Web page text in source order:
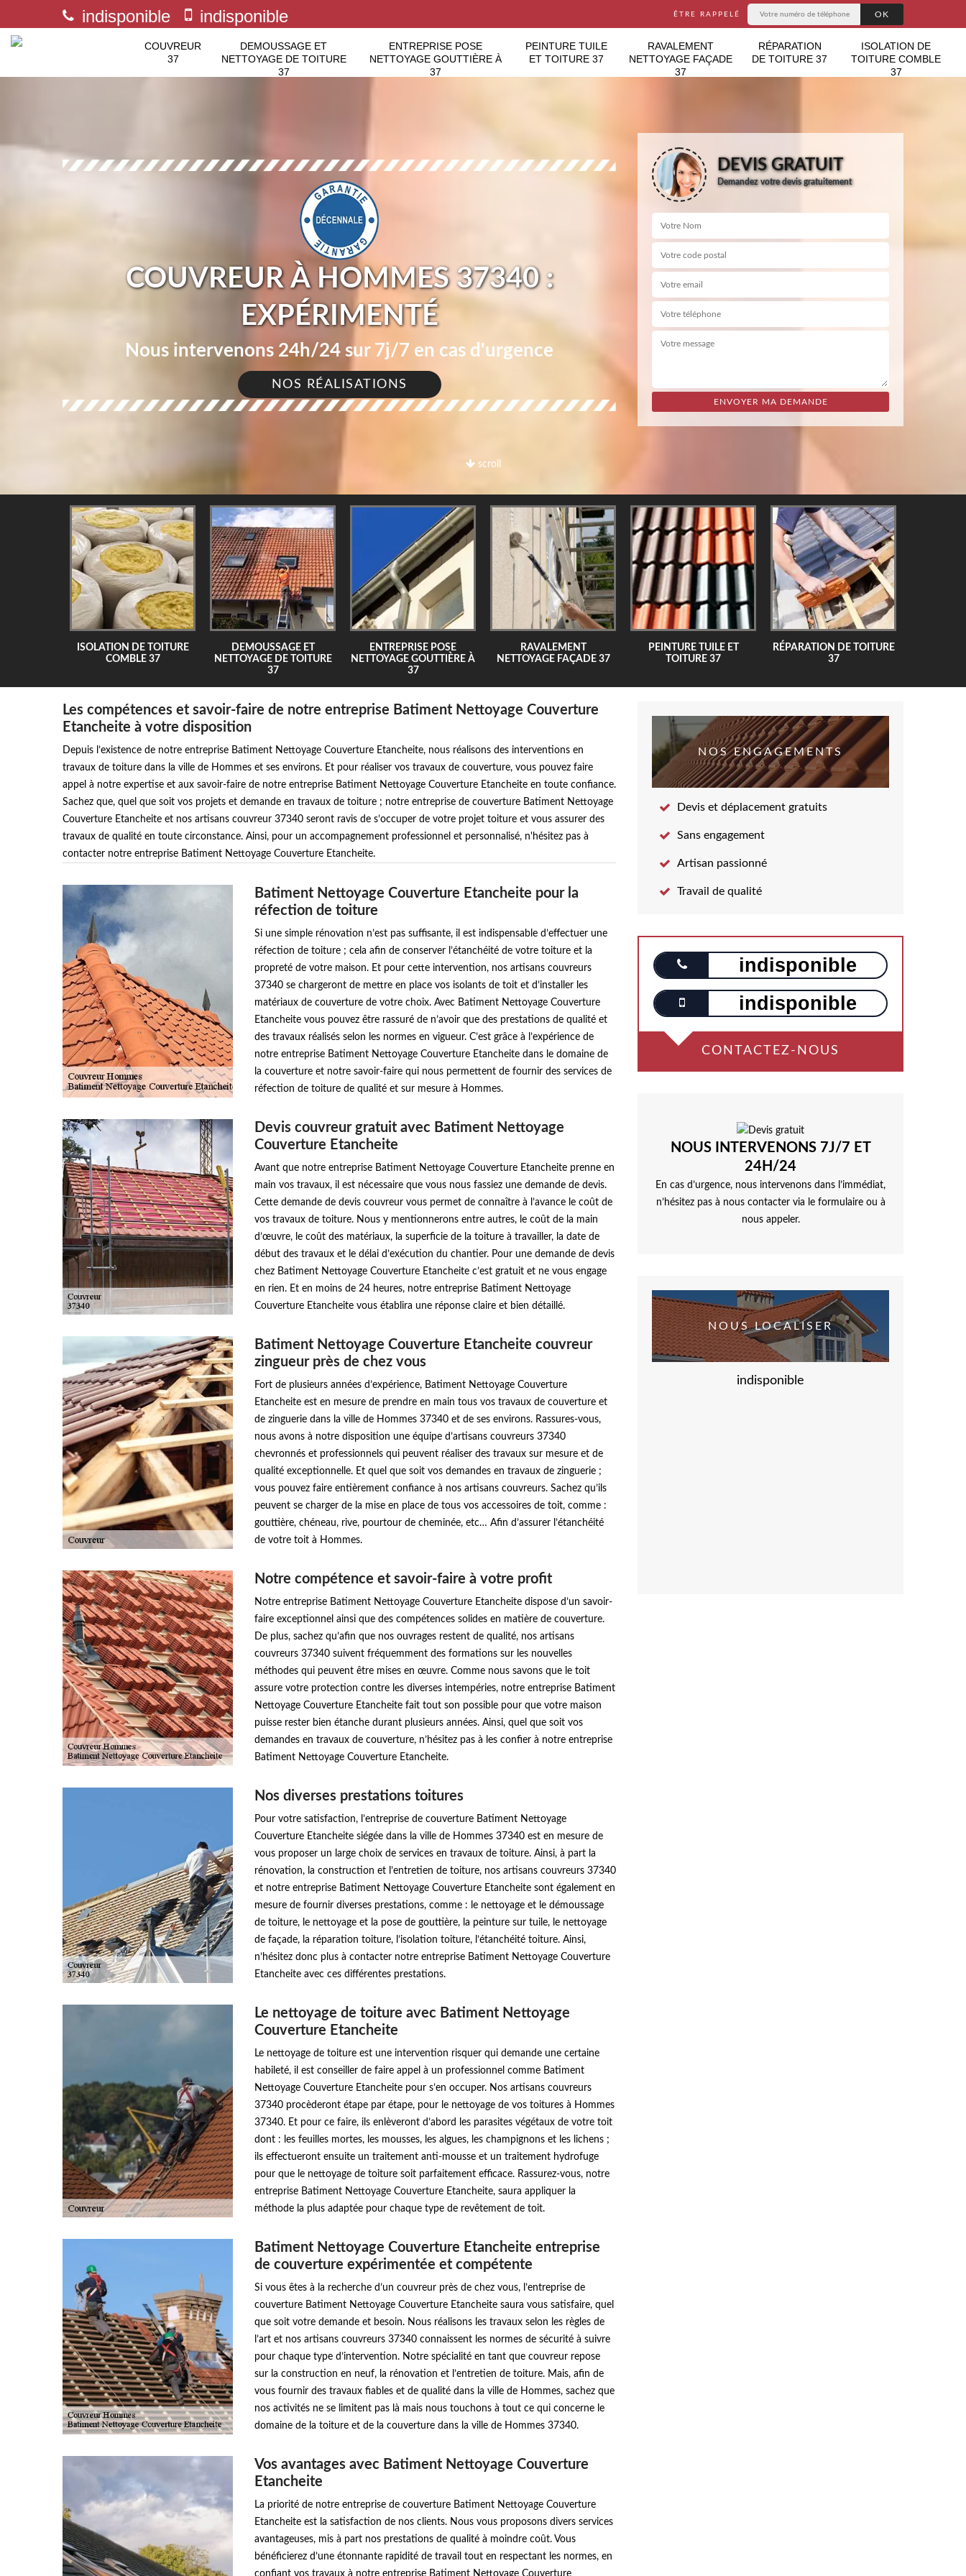
indisponible indisponible ÊTRE RAPPELÉ
COUVREUR
37
DEMOUSSAGE ET
NETTOYAGE DE TOITURE
37
ENTREPRISE POSE
NETTOYAGE GOUTTIÈRE À
37
PEINTURE TUILE
ET TOITURE 37
RAVALEMENT
NETTOYAGE FAÇADE
37
RÉPARATION
DE TOITURE 37
ISOLATION DE
TOITURE COMBLE
37
scroll
COUVREUR À HOMMES 37340 :
EXPÉRIMENTÉ
Nous intervenons 24h/24 sur 7j/7 en cas d'urgence
NOS RÉALISATIONS
DEVIS GRATUIT
Demandez votre devis gratuitement
ISOLATION DE TOITURE
COMBLE 37
DEMOUSSAGE ET
NETTOYAGE DE TOITURE
37
ENTREPRISE POSE
NETTOYAGE GOUTTIÈRE À
37
RAVALEMENT
NETTOYAGE FAÇADE 37
PEINTURE TUILE ET
TOITURE 37
RÉPARATION DE TOITURE
37
Les compétences et savoir-faire de notre entreprise Batiment Nettoyage Couverture
Etancheite à votre disposition
Depuis l’existence de notre entreprise Batiment Nettoyage Couverture Etancheite, nous réalisons des interventions en
travaux de toiture dans la ville de Hommes et ses environs. Et pour réaliser vos travaux de couverture, vous pouvez faire
appel à notre expertise et aux savoir-faire de notre entreprise Batiment Nettoyage Couverture Etancheite en toute confiance.
Sachez que, quel que soit vos projets et demande en travaux de toiture ; notre entreprise de couverture Batiment Nettoyage
Couverture Etancheite et nos artisans couvreur 37340 seront ravis de s’occuper de votre projet toiture et vous assurer des
travaux de qualité en toute circonstance. Ainsi, pour un accompagnement professionnel et personnalisé, n'hésitez pas à
contacter notre entreprise Batiment Nettoyage Couverture Etancheite.
Batiment Nettoyage Couverture Etancheite pour la
réfection de toiture
Si une simple rénovation n’est pas suffisante, il est indispensable d’effectuer une
réfection de toiture ; cela afin de conserver l’étanchéité de votre toiture et la
propreté de votre maison. Et pour cette intervention, nos artisans couvreurs
37340 se chargeront de mettre en place vos isolants de toit et d’installer les
matériaux de couverture de votre choix. Avec Batiment Nettoyage Couverture
Etancheite vous pouvez être rassuré de n’avoir que des prestations de qualité et
des travaux réalisés selon les normes en vigueur. C’est grâce à l’expérience de
notre entreprise Batiment Nettoyage Couverture Etancheite dans le domaine de
la couverture et notre savoir-faire qui nous permettent de fournir des services de
réfection de toiture de qualité et sur mesure à Hommes.
Devis couvreur gratuit avec Batiment Nettoyage
Couverture Etancheite
Avant que notre entreprise Batiment Nettoyage Couverture Etancheite prenne en
main vos travaux, il est nécessaire que vous nous fassiez une demande de devis.
Cette demande de devis couvreur vous permet de connaître à l’avance le coût de
vos travaux de toiture. Nous y mentionnerons entre autres, le coût de la main
d’œuvre, le coût des matériaux, la superficie de la toiture à travailler, la date de
début des travaux et le délai d’exécution du chantier. Pour une demande de devis
chez Batiment Nettoyage Couverture Etancheite c’est gratuit et ne vous engage
en rien. Et en moins de 24 heures, notre entreprise Batiment Nettoyage
Couverture Etancheite vous établira une réponse claire et bien détaillé.
Batiment Nettoyage Couverture Etancheite couvreur
zingueur près de chez vous
Fort de plusieurs années d’expérience, Batiment Nettoyage Couverture
Etancheite est en mesure de prendre en main tous vos travaux de couverture et
de zinguerie dans la ville de Hommes 37340 et de ses environs. Rassures-vous,
nous avons à notre disposition une équipe d’artisans couvreurs 37340
chevronnés et professionnels qui peuvent réaliser des travaux sur mesure et de
qualité exceptionnelle. Et quel que soit vos demandes en travaux de zinguerie ;
vous pouvez faire entièrement confiance à nos artisans couvreurs. Sachez qu’ils
peuvent se charger de la mise en place de tous vos accessoires de toit, comme :
gouttière, chéneau, rive, pourtour de cheminée, etc… Afin d’assurer l’étanchéité
de votre toit à Hommes.
Notre compétence et savoir-faire à votre profit
Notre entreprise Batiment Nettoyage Couverture Etancheite dispose d’un savoir-
faire exceptionnel ainsi que des compétences solides en matière de couverture.
De plus, sachez qu’afin que nos ouvrages restent de qualité, nos artisans
couvreurs 37340 suivent fréquemment des formations sur les nouvelles
méthodes qui peuvent être mises en œuvre. Comme nous savons que le toit
assure votre protection contre les diverses intempéries, notre entreprise Batiment
Nettoyage Couverture Etancheite fait tout son possible pour que votre maison
puisse rester bien étanche durant plusieurs années. Ainsi, quel que soit vos
demandes en travaux de couverture, n’hésitez pas à les confier à notre entreprise
Batiment Nettoyage Couverture Etancheite.
Nos diverses prestations toitures
Pour votre satisfaction, l’entreprise de couverture Batiment Nettoyage
Couverture Etancheite siégée dans la ville de Hommes 37340 est en mesure de
vous proposer un large choix de services en travaux de toiture. Ainsi, à part la
rénovation, la construction et l’entretien de toiture, nos artisans couvreurs 37340
et notre entreprise Batiment Nettoyage Couverture Etancheite sont également en
mesure de fournir diverses prestations, comme : le nettoyage et le démoussage
de toiture, le nettoyage et la pose de gouttière, la peinture sur tuile, le nettoyage
de façade, la réparation toiture, l’isolation toiture, l’étanchéité toiture. Ainsi,
n’hésitez donc plus à contacter notre entreprise Batiment Nettoyage Couverture
Etancheite avec ces différentes prestations.
Le nettoyage de toiture avec Batiment Nettoyage
Couverture Etancheite
Le nettoyage de toiture est une intervention risquer qui demande une certaine
habileté, il est conseiller de faire appel à un professionnel comme Batiment
Nettoyage Couverture Etancheite pour s’en occuper. Nos artisans couvreurs
37340 procèderont étape par étape, pour le nettoyage de vos toitures à Hommes
37340. Et pour ce faire, ils enlèveront d’abord les parasites végétaux de votre toit
dont : les feuilles mortes, les mousses, les algues, les champignons et les lichens ;
ils effectueront ensuite un traitement anti-mousse et un traitement hydrofuge
pour que le nettoyage de toiture soit parfaitement efficace. Rassurez-vous, notre
entreprise Batiment Nettoyage Couverture Etancheite, saura appliquer la
méthode la plus adaptée pour chaque type de revêtement de toit.
Batiment Nettoyage Couverture Etancheite entreprise
de couverture expérimentée et compétente
Si vous êtes à la recherche d’un couvreur près de chez vous, l’entreprise de
couverture Batiment Nettoyage Couverture Etancheite saura vous satisfaire, quel
que soit votre demande et besoin. Nous réalisons les travaux selon les règles de
l’art et nos artisans couvreurs 37340 connaissent les normes de sécurité à suivre
pour chaque type d’intervention. Notre spécialité en tant que couvreur repose
sur la construction en neuf, la rénovation et l’entretien de toiture. Mais, afin de
vous fournir des travaux fiables et de qualité dans la ville de Hommes, sachez que
nos activités ne se limitent pas là mais nous touchons à tout ce qui concerne le
domaine de la toiture et de la couverture dans la ville de Hommes 37340.
Vos avantages avec Batiment Nettoyage Couverture
Etancheite
La priorité de notre entreprise de couverture Batiment Nettoyage Couverture
Etancheite est la satisfaction de nos clients. Nous vous proposons divers services
avantageuses, mis à part nos prestations de qualité à moindre coût. Vous
bénéficierez d’une étonnante rapidité de travail tout en respectant les normes, en
confiant vos travaux à notre entreprise Batiment Nettoyage Couverture
NOS ENGAGEMENTS
Devis et déplacement gratuits
Sans engagement
Artisan passionné
Travail de qualité
indisponible
indisponible
CONTACTEZ-NOUS
NOUS INTERVENONS 7J/7 ET
24H/24
En cas d’urgence, nous intervenons dans l’immédiat,
n’hésitez pas à nous contacter via le formulaire ou à
nous appeler.
NOUS LOCALISER
indisponible